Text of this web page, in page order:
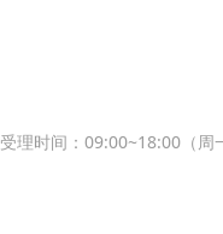
受理时间：09:00~18:00（周